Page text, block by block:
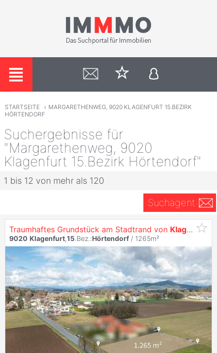
STARTSEITE › MARGARETHENWEG, 9020 KLAGENFURT 15.BEZIRK
HÖRTENDORF
Suchergebnisse für
"Margarethenweg, 9020
Klagenfurt 15.Bezirk Hörtendorf"
1 bis 12 von mehr als 120
Suchagent
Traumhaftes Grundstück am Stadtrand von Klagenfurt
9020 Klagenfurt,15.Bez.:Hörtendorf / 1265m²